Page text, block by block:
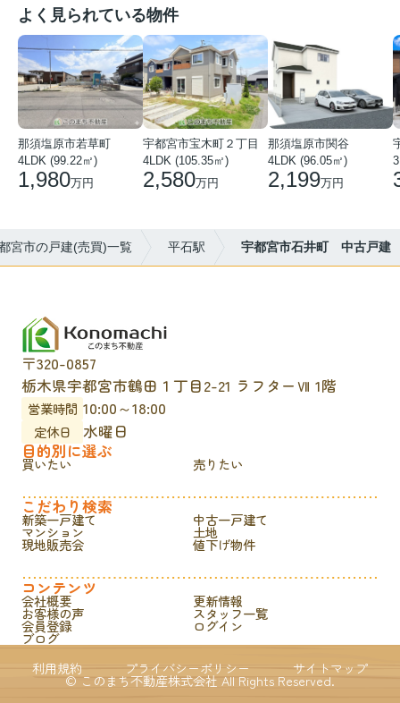
よく見られている物件
那須塩原市若草町
4LDK (99.22㎡)
1,980万円
宇都宮市宝木町２丁目
4LDK (105.35㎡)
2,580万円
那須塩原市関谷
4LDK (96.05㎡)
2,199万円
宮市の戸建(売買)一覧 平石駅 宇都宮市石井町 中古戸建
〒320-0857
栃木県宇都宮市鶴田１丁目2-21 ラフターⅦ 1階
営業時間 10:00～18:00
定休日
水曜日
目的別に選ぶ
買いたい 売りたい
こだわり検索
新築一戸建て 中古一戸建て
マンション 土地
現地販売会 値下げ物件
コンテンツ
会社概要 更新情報
お客様の声 スタッフ一覧
会員登録 ログイン
ブログ
利用規約
プライバシーポリシー サイトマップ
© このまち不動産株式会社 All Rights Reserved.